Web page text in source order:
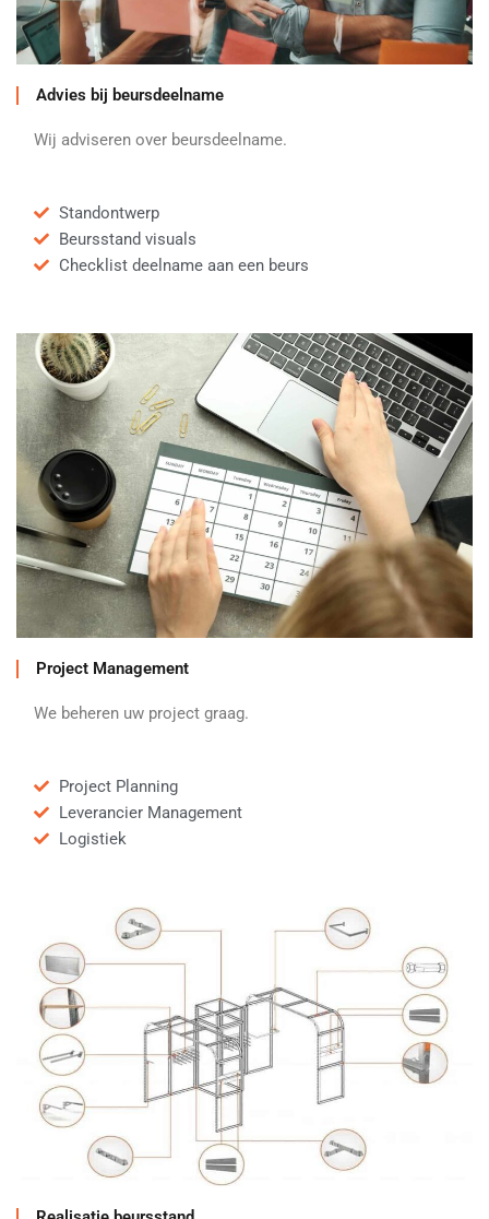
Advies bij beursdeelname
Wij adviseren over beursdeelname.
Standontwerp
Beursstand visuals
Checklist deelname aan een beurs
Project Management
We beheren uw project graag.
Project Planning
Leverancier Management
Logistiek